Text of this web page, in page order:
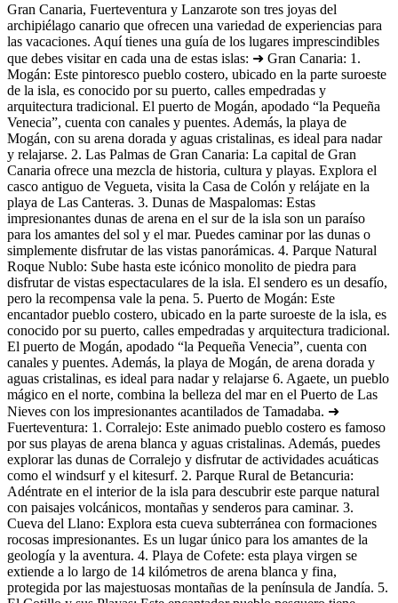
Gran Canaria, Fuerteventura y Lanzarote son tres joyas del
archipiélago canario que ofrecen una variedad de experiencias para
las vacaciones. Aquí tienes una guía de los lugares imprescindibles
que debes visitar en cada una de estas islas: ➜ Gran Canaria: 1.
Mogán: Este pintoresco pueblo costero, ubicado en la parte suroeste
de la isla, es conocido por su puerto, calles empedradas y
arquitectura tradicional. El puerto de Mogán, apodado “la Pequeña
Venecia”, cuenta con canales y puentes. Además, la playa de
Mogán, con su arena dorada y aguas cristalinas, es ideal para nadar
y relajarse. 2. Las Palmas de Gran Canaria: La capital de Gran
Canaria ofrece una mezcla de historia, cultura y playas. Explora el
casco antiguo de Vegueta, visita la Casa de Colón y relájate en la
playa de Las Canteras. 3. Dunas de Maspalomas: Estas
impresionantes dunas de arena en el sur de la isla son un paraíso
para los amantes del sol y el mar. Puedes caminar por las dunas o
simplemente disfrutar de las vistas panorámicas. 4. Parque Natural
Roque Nublo: Sube hasta este icónico monolito de piedra para
disfrutar de vistas espectaculares de la isla. El sendero es un desafío,
pero la recompensa vale la pena. 5. Puerto de Mogán: Este
encantador pueblo costero, ubicado en la parte suroeste de la isla, es
conocido por su puerto, calles empedradas y arquitectura tradicional.
El puerto de Mogán, apodado “la Pequeña Venecia”, cuenta con
canales y puentes. Además, la playa de Mogán, de arena dorada y
aguas cristalinas, es ideal para nadar y relajarse 6. Agaete, un pueblo
mágico en el norte, combina la belleza del mar en el Puerto de Las
Nieves con los impresionantes acantilados de Tamadaba. ➜
Fuerteventura: 1. Corralejo: Este animado pueblo costero es famoso
por sus playas de arena blanca y aguas cristalinas. Además, puedes
explorar las dunas de Corralejo y disfrutar de actividades acuáticas
como el windsurf y el kitesurf. 2. Parque Rural de Betancuria:
Adéntrate en el interior de la isla para descubrir este parque natural
con paisajes volcánicos, montañas y senderos para caminar. 3.
Cueva del Llano: Explora esta cueva subterránea con formaciones
rocosas impresionantes. Es un lugar único para los amantes de la
geología y la aventura. 4. Playa de Cofete: esta playa virgen se
extiende a lo largo de 14 kilómetros de arena blanca y fina,
protegida por las majestuosas montañas de la península de Jandía. 5.